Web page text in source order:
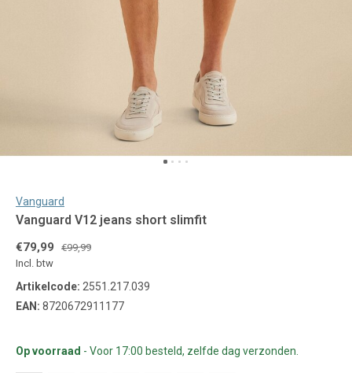
Vanguard
Vanguard V12 jeans short slimfit
€79,99
€99,99
Incl. btw
Artikelcode: 2551.217.039
EAN: 8720672911177
Op voorraad - Voor 17:00 besteld, zelfde dag verzonden.